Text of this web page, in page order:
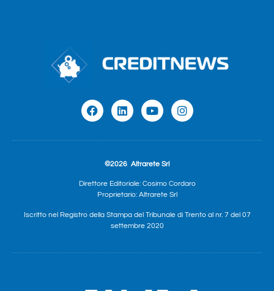
©2026 Altrarete Srl
Direttore Editoriale: Cosimo Cordaro
Proprietario: Altrarete Srl
Iscritto nel Registro della Stampa del Tribunale di Trento al nr. 7 del 07
settembre 2020